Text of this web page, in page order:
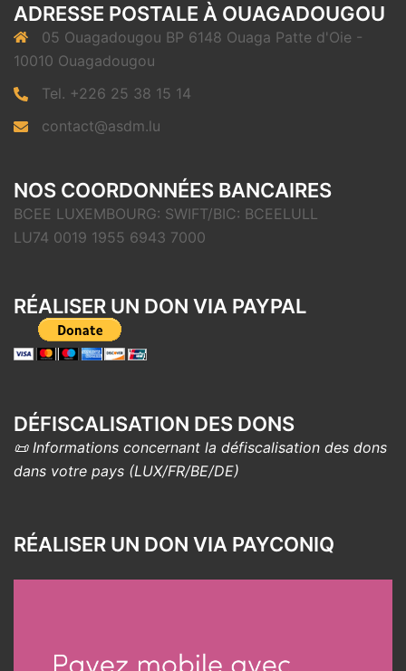
ADRESSE POSTALE À OUAGADOUGOU
05 Ouagadougou BP 6148 Ouaga Patte d'Oie -
10010 Ouagadougou
Tel. +226 25 38 15 14
contact@asdm.lu
NOS COORDONNÉES BANCAIRES
BCEE LUXEMBOURG: SWIFT/BIC: BCEELULL
LU74 0019 1955 6943 7000
RÉALISER UN DON VIA PAYPAL
DÉFISCALISATION DES DONS
📜 Informations concernant la défiscalisation des dons
dans votre pays (LUX/FR/BE/DE)
RÉALISER UN DON VIA PAYCONIQ